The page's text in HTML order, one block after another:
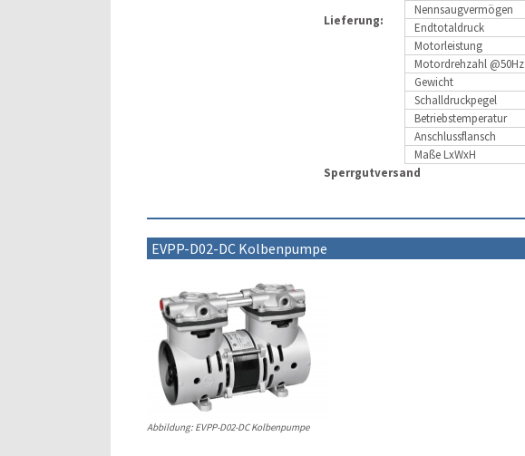
Nennsaugvermögen
Endtotaldruck
Motorleistung
Motordrehzahl @50Hz
Gewicht
Schalldruckpegel
Betriebstemperatur
Anschlussflansch
Maße LxWxH
Lieferung:
Sperrgutversand
EVPP-D02-DC Kolbenpumpe
Abbildung: EVPP-D02-DC Kolbenpumpe